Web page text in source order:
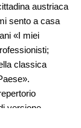
austriaca
sento a casa
«I miei
classica
versione
ma ha